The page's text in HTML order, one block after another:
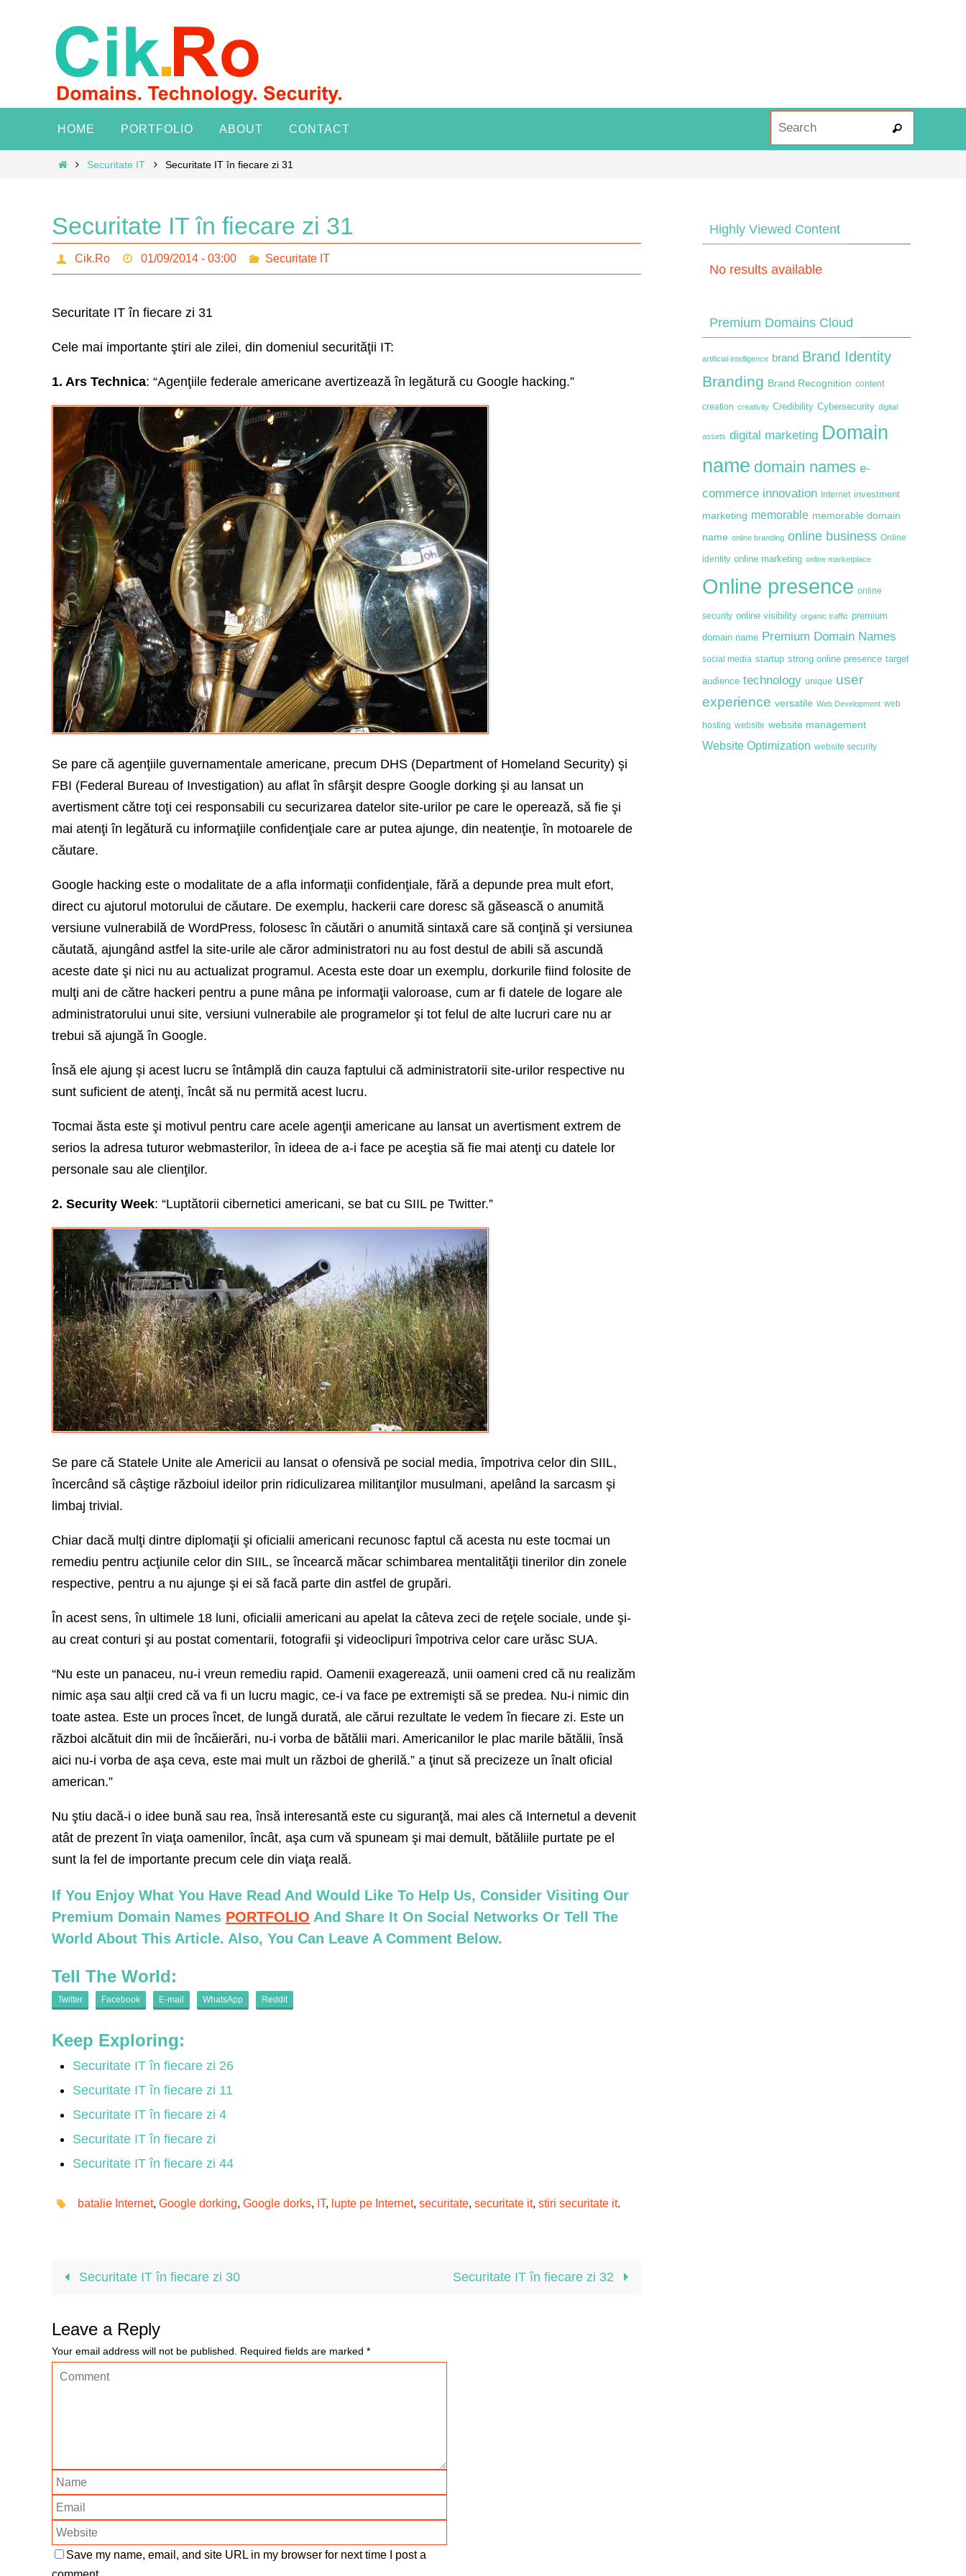
content
HOME PORTFOLIO ABOUT CONTACT Search
HomeSecuritate IT Securitate IT în fiecare zi 31
Securitate IT în fiecare zi 31
Cik.Ro 01/09/2014 - 03:00 Securitate IT
Securitate IT în fiecare zi 31
Cele mai importante ştiri ale zilei, din domeniul securităţii IT:
1. Ars Technica: “Agenţiile federale americane avertizează în legătură cu Google hacking.”
Se pare că agenţiile guvernamentale americane, precum DHS (Department of Homeland Security) şi
FBI (Federal Bureau of Investigation) au aflat în sfârşit despre Google dorking şi au lansat un
avertisment către toţi cei responsabili cu securizarea datelor site-urilor pe care le operează, să fie şi
mai atenţi în legătură cu informaţiile confidenţiale care ar putea ajunge, din neatenţie, în motoarele de
căutare.
Google hacking este o modalitate de a afla informaţii confidenţiale, fără a depunde prea mult efort,
direct cu ajutorul motorului de căutare. De exemplu, hackerii care doresc să găsească o anumită
versiune vulnerabilă de WordPress, folosesc în căutări o anumită sintaxă care să conţină şi versiunea
căutată, ajungând astfel la site-urile ale căror administratori nu au fost destul de abili să ascundă
aceste date şi nici nu au actualizat programul. Acesta este doar un exemplu, dorkurile fiind folosite de
mulţi ani de către hackeri pentru a pune mâna pe informaţii valoroase, cum ar fi datele de logare ale
administratorului unui site, versiuni vulnerabile ale programelor şi tot felul de alte lucruri care nu ar
trebui să ajungă în Google.
Însă ele ajung şi acest lucru se întâmplă din cauza faptului că administratorii site-urilor respective nu
sunt suficient de atenţi, încât să nu permită acest lucru.
Tocmai ăsta este şi motivul pentru care acele agenţii americane au lansat un avertisment extrem de
serios la adresa tuturor webmasterilor, în ideea de a-i face pe aceştia să fie mai atenţi cu datele lor
personale sau ale clienţilor.
2. Security Week: “Luptătorii cibernetici americani, se bat cu SIIL pe Twitter.”
Se pare că Statele Unite ale Americii au lansat o ofensivă pe social media, împotriva celor din SIIL,
încercând să câştige războiul ideilor prin ridiculizarea militanţilor musulmani, apelând la sarcasm şi
limbaj trivial.
Chiar dacă mulţi dintre diplomaţii şi oficialii americani recunosc faptul că acesta nu este tocmai un
remediu pentru acţiunile celor din SIIL, se încearcă măcar schimbarea mentalităţii tinerilor din zonele
respective, pentru a nu ajunge şi ei să facă parte din astfel de grupări.
În acest sens, în ultimele 18 luni, oficialii americani au apelat la câteva zeci de reţele sociale, unde şi-
au creat conturi şi au postat comentarii, fotografii şi videoclipuri împotriva celor care urăsc SUA.
“Nu este un panaceu, nu-i vreun remediu rapid. Oamenii exagerează, unii oameni cred că nu realizăm
nimic aşa sau alţii cred că va fi un lucru magic, ce-i va face pe extremişti să se predea. Nu-i nimic din
toate astea. Este un proces încet, de lungă durată, ale cărui rezultate le vedem în fiecare zi. Este un
război alcătuit din mii de încăierări, nu-i vorba de bătălii mari. Americanilor le plac marile bătălii, însă
aici nu-i vorba de aşa ceva, este mai mult un război de gherilă.” a ţinut să precizeze un înalt oficial
american.”
Nu ştiu dacă-i o idee bună sau rea, însă interesantă este cu siguranţă, mai ales că Internetul a devenit
atât de prezent în viaţa oamenilor, încât, aşa cum vă spuneam şi mai demult, bătăliile purtate pe el
sunt la fel de importante precum cele din viaţa reală.
If You Enjoy What You Have Read And Would Like To Help Us, Consider Visiting Our
Premium Domain Names PORTFOLIO And Share It On Social Networks Or Tell The
World About This Article. Also, You Can Leave A Comment Below.
Tell The World:
Twitter Facebook E-mail WhatsApp Reddit
Keep Exploring:
Securitate IT în fiecare zi 26
Securitate IT în fiecare zi 11
Securitate IT în fiecare zi 4
Securitate IT în fiecare zi
Securitate IT în fiecare zi 44
batalie Internet, Google dorking, Google dorks, IT, lupte pe Internet, securitate, securitate it, stiri securitate it.
Securitate IT în fiecare zi 30 Securitate IT în fiecare zi 32
Leave a Reply
Your email address will not be published. Required fields are marked *
Save my name, email, and site URL in my browser for next time I post a
Highly Viewed Content
No results available
Premium Domains Cloud
artificial intelligence brand Brand Identity
Branding Brand Recognition content
creation creativity Credibility Cybersecurity digital
assets digital marketing Domain
name domain names e-
commerce innovation Internet investment
marketing memorable memorable domain
name online branding online business Online
identity online marketing online marketplace
Online presence online
security online visibility organic traffic premium
domain name Premium Domain Names
social media startup strong online presence target
audience technology unique user
experience versatile Web Development web
hosting website website management
Website Optimization website security